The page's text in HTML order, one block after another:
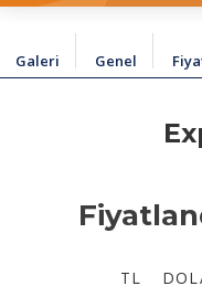
Galeri Genel
TL